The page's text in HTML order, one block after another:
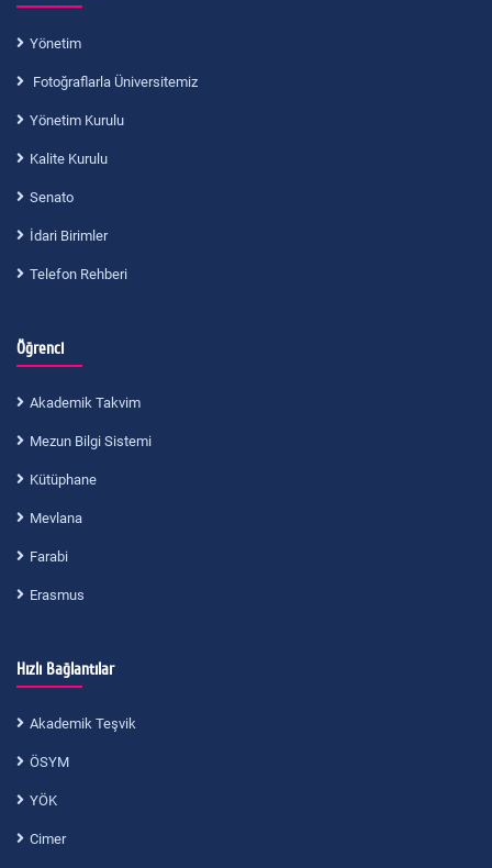
Yönetim
Fotoğraflarla Üniversitemiz
Yönetim Kurulu
Kalite Kurulu
Senato
İdari Birimler
Telefon Rehberi
Öğrenci
Akademik Takvim
Mezun Bilgi Sistemi
Kütüphane
Mevlana
Farabi
Erasmus
Hızlı Bağlantılar
Akademik Teşvik
ÖSYM
YÖK
Cimer